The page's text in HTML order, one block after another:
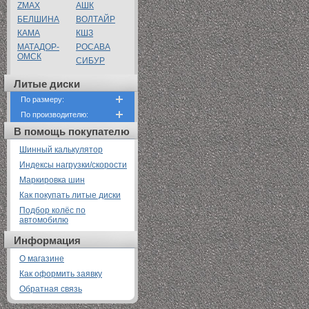
ZMAX
АШК
БЕЛШИНА
ВОЛТАЙР
КАМА
КШЗ
МАТАДОР-
ОМСК
РОСАВА
СИБУР
Литые диски
По размеру:
По производителю:
В помощь покупателю
Шинный калькулятор
Индексы нагрузки/скорости
Маркировка шин
Как покупать литые диски
Подбор колёс по
автомобилю
Информация
О магазине
Как оформить заявку
Обратная связь